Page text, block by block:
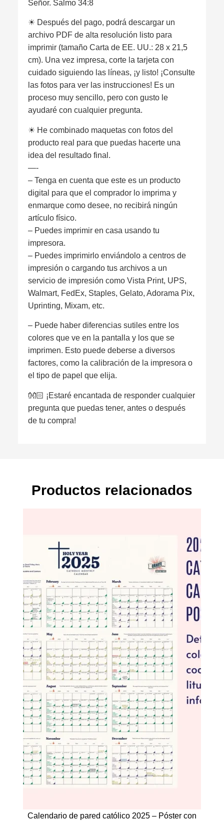
Señor. Salmo 34:8
☀︎ Después del pago, podrá descargar un
archivo PDF de alta resolución listo para
imprimir (tamaño Carta de EE. UU.: 28 x 21,5
cm). Una vez impresa, corte la tarjeta con
cuidado siguiendo las líneas, ¡y listo! ¡Consulte
las fotos para ver las instrucciones! Es un
proceso muy sencillo, pero con gusto le
ayudaré con cualquier pregunta.
☀︎ He combinado maquetas con fotos del
producto real para que puedas hacerte una
idea del resultado final.
—-
– Tenga en cuenta que este es un producto
digital para que el comprador lo imprima y
enmarque como desee, no recibirá ningún
artículo físico.
– Puedes imprimir en casa usando tu
impresora.
– Puedes imprimirlo enviándolo a centros de
impresión o cargando tus archivos a un
servicio de impresión como Vista Print, UPS,
Walmart, FedEx, Staples, Gelato, Adorama Pix,
Uprinting, Mixam, etc.
– Puede haber diferencias sutiles entre los
colores que ve en la pantalla y los que se
imprimen. Esto puede deberse a diversos
factores, como la calibración de la impresora o
el tipo de papel que elija.
👐🏻 ¡Estaré encantada de responder cualquier
pregunta que puedas tener, antes o después
de tu compra!
Productos relacionados
Calendario de pared católico 2025 – Póster con